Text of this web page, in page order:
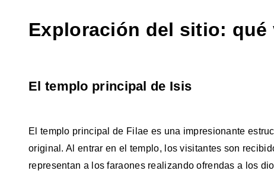
Exploración del sitio: qué
El templo principal de Isis
El templo principal de Filae es una impresionante
original. Al entrar en el templo, los visitantes son
representan a los faraones realizando ofrendas a los